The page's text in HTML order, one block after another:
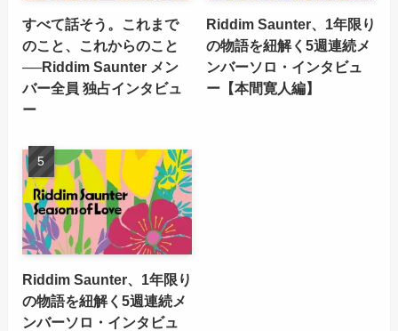
すべて話そう。これまで
のこと、これからのこと
──Riddim Saunter メン
バー全員 独占インタビュ
ー
Riddim Saunter、1年限り
の物語を紐解く5週連続メ
ンバーソロ・インタビュ
ー【本間寛人編】
Riddim Saunter、1年限り
の物語を紐解く5週連続メ
ンバーソロ・インタビュ